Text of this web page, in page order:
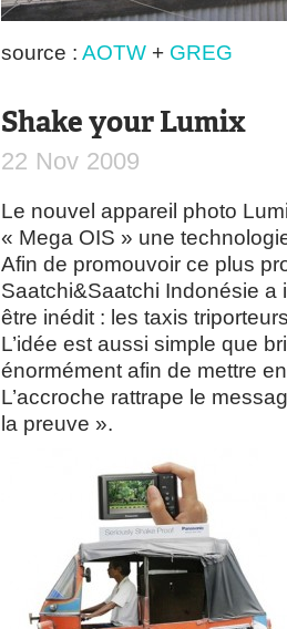
source : AOTW + GREG
Shake your Lumix
22 Nov 2009
Le nouvel appareil photo
« Mega OIS » une
Afin de promouvoir ce plus
Saatchi&Saatchi Indonésie
être inédit : les taxis
L’idée est aussi simple que
énormément afin de mettre
L’accroche rattrape le
la preuve ».